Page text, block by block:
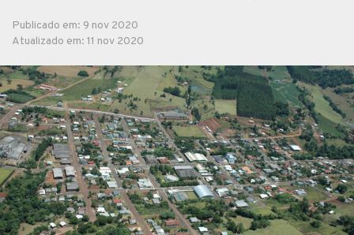
Publicado em: 9 nov 2020
Atualizado em: 11 nov 2020